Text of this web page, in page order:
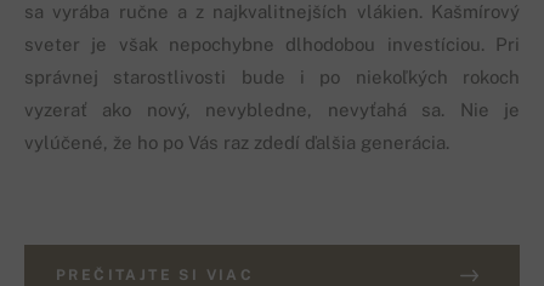
sa vyrába ručne a z najkvalitnejších vlákien. Kašmírový
sveter je však nepochybne dlhodobou investíciou. Pri
správnej starostlivosti bude i po niekoľkých rokoch
vyzerať ako nový, nevybledne, nevyťahá sa. Nie je
vylúčené, že ho po Vás raz zdedí ďalšia generácia.
PREČITAJTE SI VIAC